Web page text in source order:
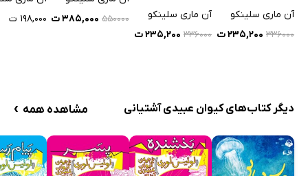
آن ماری سلینکو
۳۳۶۰۰۰ ۲۳۵,۲۰۰ ت
آن ماری سلینکو
۳۳۶۰۰۰ ۲۳۵,۲۰۰ ت
۵۵۰۰۰۰ ۳۸۵,۰۰۰ ت
۱۹۸,۰۰۰ ت
دیگر کتاب‌های کیوان عبیدی آشتیانی مشاهده همه ›